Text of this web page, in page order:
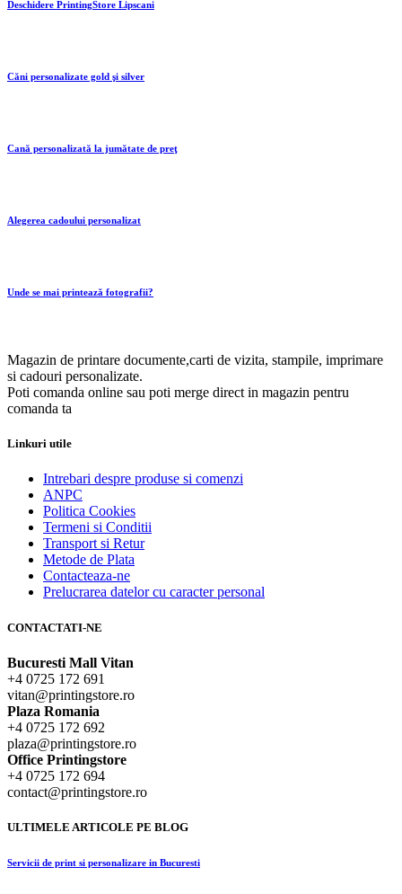
Deschidere PrintingStore Lipscani
Căni personalizate gold şi silver
Cană personalizată la jumătate de preţ
Alegerea cadoului personalizat
Unde se mai printează fotografii?
Magazin de printare documente,carti de vizita, stampile, imprimare
si cadouri personalizate.
Poti comanda online sau poti merge direct in magazin pentru
comanda ta
Linkuri utile
Intrebari despre produse si comenzi
ANPC
Politica Cookies
Termeni si Conditii
Transport si Retur
Metode de Plata
Contacteaza-ne
Prelucrarea datelor cu caracter personal
CONTACTATI-NE
Bucuresti Mall Vitan
+4 0725 172 691
vitan@printingstore.ro
Plaza Romania
+4 0725 172 692
plaza@printingstore.ro
Office Printingstore
+4 0725 172 694
contact@printingstore.ro
ULTIMELE ARTICOLE PE BLOG
Servicii de print si personalizare in Bucuresti